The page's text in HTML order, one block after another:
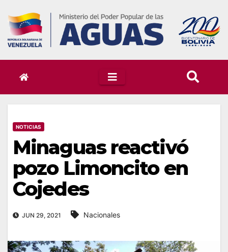
content
NOTICIAS
Minaguas reactivó
pozo Limoncito en
Cojedes
JUN 29, 2021 Nacionales